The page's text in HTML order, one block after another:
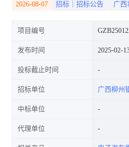
2026-08-07 招标｜招标公告 广西
项目编号
发布时间 2025-02-
投标截止时间
招标单位 广西柳州
中标单位
代理单位